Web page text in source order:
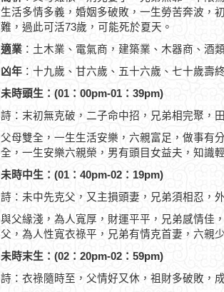
生活多情多義，婚姻多破敗，一生勞苦奔波，
難，過此可活73歲，可能死於夏天。
適業 ：土木業、電氣商，建築業、木器商、酒
凶年 ：十九歲、甘六歲、五十六歲、七十歲壽
未時頭生：(01：00pm-01：39pm)
詩：末初無克破，二子命中招，兄弟相完聚，
父母雙全，一生生活安樂，六親富足，做事有
全，一生安樂六親榮，男有頭目女益夫，知識
未時中生：(01：40pm-02：19pm)
詩：未中先克父，又主損頭妻，兄弟須相忍，
與父緣淺，為人寬厚，財運平平，兄弟感情佳
父，為人性寬衣祿平，兄弟有情克首妻，六親
未時末生：(02：20pm-02：59pm)
詩：衣祿隨時至，父情好又休，祖財多破敗，